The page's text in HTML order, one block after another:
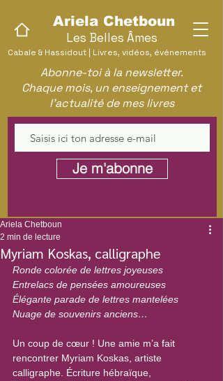
Cabale & Hassidout | Livres, vidéos, événements
Ariela Chetboun
Les Belles Âmes
Abonne-toi à la newsletter.
Chaque mois, un enseignement et
l'actualité de mes livres
Je m'abonne
Myriam Koskas, calligraphe
Ariela Chetboun
2 min de lecture
Ronde colorée de lettres joyeuses
Entrelacs de pensées amoureuses
Élégante parade de lettres mantelées
Nuage de souvenirs anciens…
Un coup de cœur ! Une amie m’a fait
rencontrer Myriam Koskas, artiste
calligraphe. Écriture hébraïque,